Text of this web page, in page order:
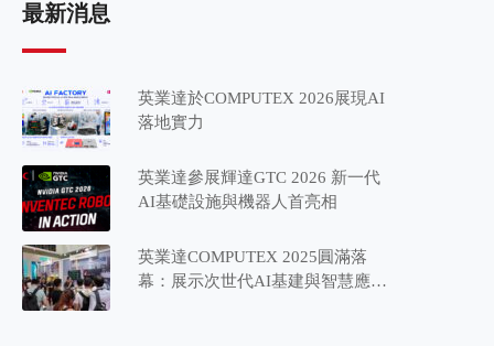
最新消息
英業達於COMPUTEX 2026展現AI
落地實力
英業達參展輝達GTC 2026 新一代
AI基礎設施與機器人首亮相
英業達COMPUTEX 2025圓滿落
幕：展示次世代AI基建與智慧應用